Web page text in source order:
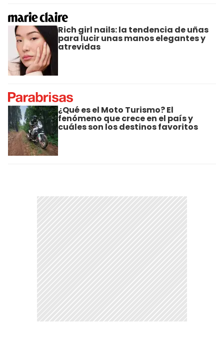
Rich girl nails: la tendencia de uñas
para lucir unas manos elegantes y
atrevidas
¿Qué es el Moto Turismo? El
fenómeno que crece en el país y
cuáles son los destinos favoritos